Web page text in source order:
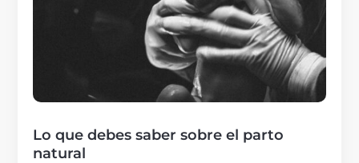
Lo que debes saber sobre el parto
natural